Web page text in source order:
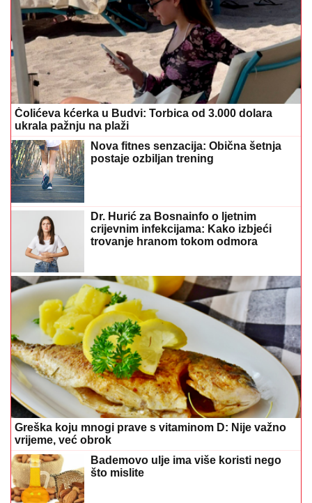
Čolićeva kćerka u Budvi: Torbica od 3.000 dolara
ukrala pažnju na plaži
Nova fitnes senzacija: Obična šetnja
postaje ozbiljan trening
Dr. Hurić za Bosnainfo o ljetnim
crijevnim infekcijama: Kako izbjeći
trovanje hranom tokom odmora
Greška koju mnogi prave s vitaminom D: Nije važno
vrijeme, već obrok
Bademovo ulje ima više koristi nego
što mislite